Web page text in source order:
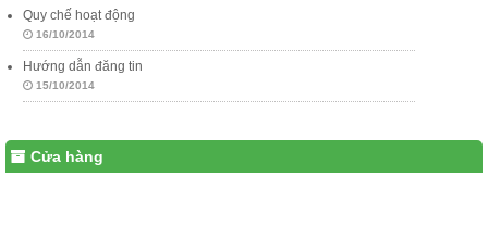
Quy chế hoạt động
16/10/2014
Hướng dẫn đăng tin
15/10/2014
Cửa hàng